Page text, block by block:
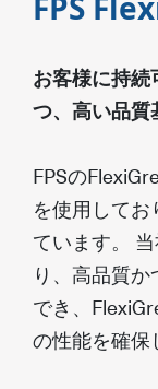
FPS
お客様に持
つ、高い品質
FPSの
を使用して
ています。
り、高品質
でき、
の性能を確保